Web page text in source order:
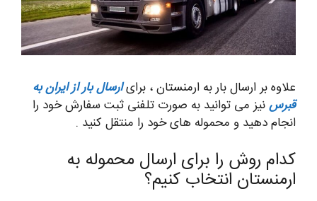
علاوه بر ارسال بار به ارمنستان ، برایارسال بار از ایران به
قبرسنیز می توانید به صورت تلفنی ثبت سفارش خود را
انجام دهید و محموله های خود را منتقل کنید .
کدام روش را برای ارسال محموله به
ارمنستان انتخاب کنیم؟